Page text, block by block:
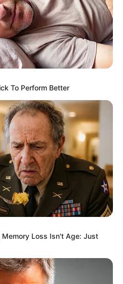
To Perform Better
Loss Isn't Age: Just